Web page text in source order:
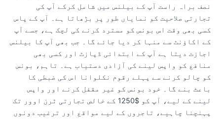
براہ راست آپ کے بیلنس میں شامل کرکے آپ کی
صلاحیت کو نمایاں طور پر بڑھاتا ہے۔ آپ کے پاس
بھی وقت اس بونس کو مسترد کرنے کی لچک ہے، جسے آپ
اکاؤنٹ سے منہا کر دیا جائے گا۔ جب بھی آپ کا بیلنس
دیتا ہے آپ کے ابتدائی ڈپازٹ اور کسی بھی
کو واپس لینے کی آزادی دستیاب ہے۔ تاہم، بونس
چالو کرنے سے پہلے رقوم نکلوانا اس کی ضبطی کا
بنے گا۔ خود بونس کو غیر مقفل کرنے اور واپس
لینے کے لیے، آپ کو $1250 کے خالص تجارتی ٹرن اوور تک
چاہیے، تاجروں کے لیے مواقع اور ترغیب دونوں